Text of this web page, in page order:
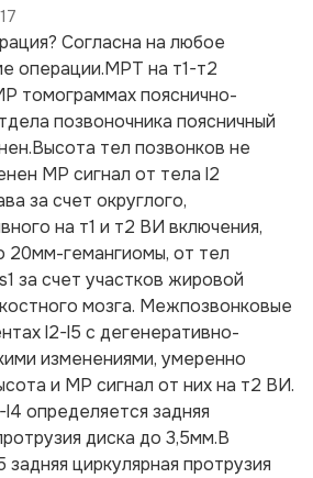
Согласна на любое
операции.МРТ на т1-т2
томограммах пояснично-
позвоночника поясничный
тел позвонков не
МР сигнал от тела l2
за счет округлого,
на т1 и т2 ВИ включения,
20мм-гемангиомы, от тел
за счет участков жировой
мозга. Межпозвонковые
l2-l5 с дегенеративно-
изменениями, умеренно
и МР сигнал от них на т2 ВИ.
определяется задняя
диска до 3,5мм.В
циркулярная протрузия